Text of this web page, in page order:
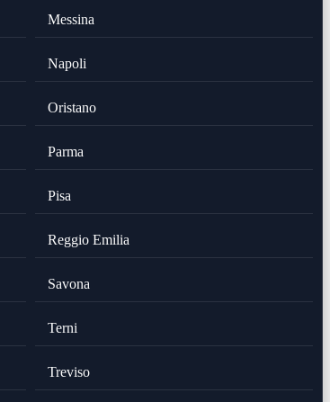
Messina
Napoli
Oristano
Parma
Pisa
Reggio Emilia
Savona
Terni
Treviso